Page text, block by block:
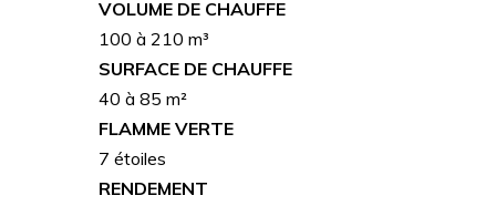
VOLUME DE CHAUFFE
100 à 210 m³
SURFACE DE CHAUFFE
40 à 85 m²
FLAMME VERTE
7 étoiles
RENDEMENT